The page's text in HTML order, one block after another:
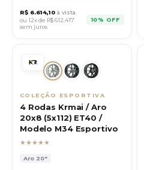
R$ 6.614,10 à vista
ou 12x de R$612,417
sem juros
10% OFF
COLEÇÃO ESPORTIVA
4 Rodas Krmai / Aro
20x8 (5x112) ET40 /
Modelo M34 Esportivo
★★★★★
Aro 20"